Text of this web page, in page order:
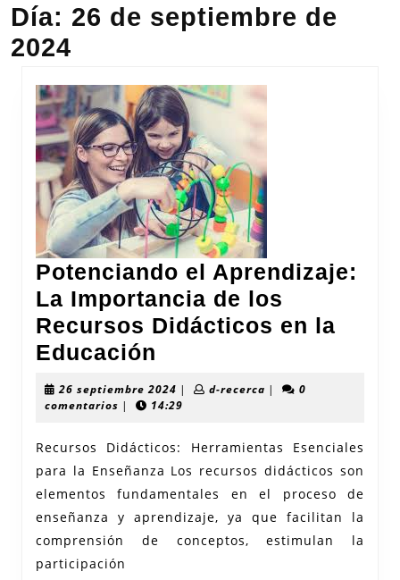
apertura
Día: 26 de septiembre de
2024
Potenciando el Aprendizaje:
La Importancia de los
Recursos Didácticos en la
Educación
Aprendizaje:
Importancia
de
los
Recursos
26 septiembre 2024 26
septiembre
| d-recercad-|
0
comentarios | 14:29
Recursos Didácticos: Herramientas Esenciales
para la Enseñanza Los recursos didácticos son
elementos fundamentales en el proceso de
enseñanza y aprendizaje, ya que facilitan la
comprensión de conceptos, estimulan la
participación